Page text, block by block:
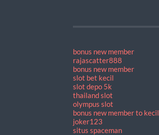
bonus new member
rajascatter888
bonus new member
slot bet kecil
slot depo 5k
thailand slot
olympus slot
bonus new member to kecil
joker123
situs spaceman